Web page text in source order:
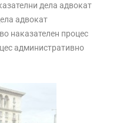
дела адвокат
адвокат
наказателен процес
административно